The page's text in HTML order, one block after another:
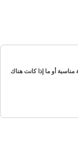
أو ما إذا كانت هناك